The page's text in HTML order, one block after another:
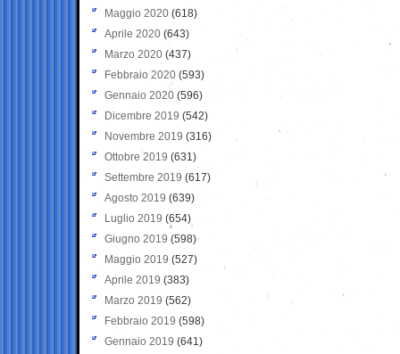
Maggio 2020 (618)
Aprile 2020 (643)
Marzo 2020 (437)
Febbraio 2020 (593)
Gennaio 2020 (596)
Dicembre 2019 (542)
Novembre 2019 (316)
Ottobre 2019 (631)
Settembre 2019 (617)
Agosto 2019 (639)
Luglio 2019 (654)
Giugno 2019 (598)
Maggio 2019 (527)
Aprile 2019 (383)
Marzo 2019 (562)
Febbraio 2019 (598)
Gennaio 2019 (641)